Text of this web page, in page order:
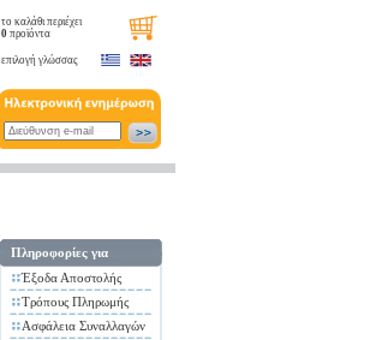
το καλάθι περιέχει
0 προϊόντα
επιλογή γλώσσας
Πληροφορίες για
Έξοδα Αποστολής
Τρόπους Πληρωμής
Ασφάλεια Συναλλαγών